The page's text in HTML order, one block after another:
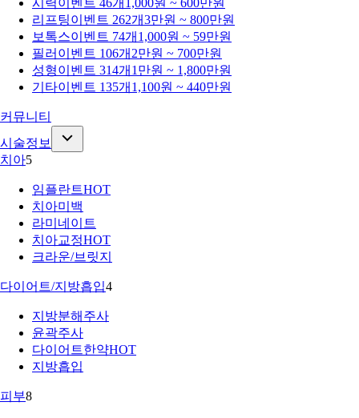
시력이벤트 46개 1,000원 ~ 600만원
리프팅이벤트 262개3만원 ~ 800만원
보톡스이벤트 74개 1,000원 ~ 59만원
필러 이벤트 106개 2만원 ~ 700만원
성형이벤트 314개 1만원 ~ 1,800만원
기타이벤트 135개 1,100원 ~ 440만원
커뮤니티
시술정보
치아5
임플란트HOT
치아미백
라미네이트
치아교정HOT
크라운/브릿지
다이어트/지방흡입4
지방분해주사
윤곽주사
다이어트한약HOT
지방흡입
피부8